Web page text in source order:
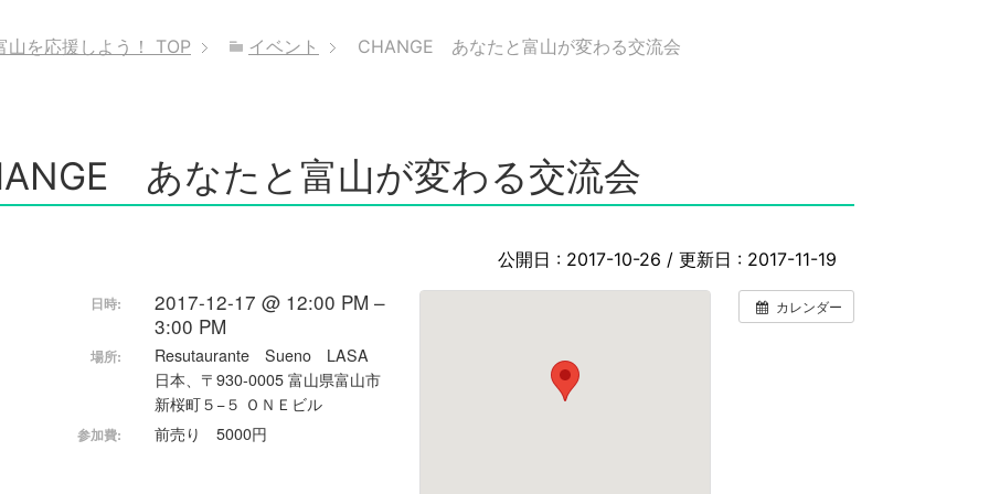
を応援しよう！ TOP イベント CHANGE あなたと富山が変わる交流会
あなたと富山が変わる交流会
公開日 : 2017-10-26 / 更新日 : 2017-11-19
カレンダー
日時:
2017-12-17 @ 12:00 PM –
3:00 PM
場所:
Resutaurante Sueno LASA
日本、〒930-0005 富山県富山市
新桜町５−５ ＯＮＥビル
参加費: 前売り 5000円